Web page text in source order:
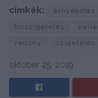
címkék: árnyékolás
hőszigetelés
redőny
szigetelés
október 25, 2019